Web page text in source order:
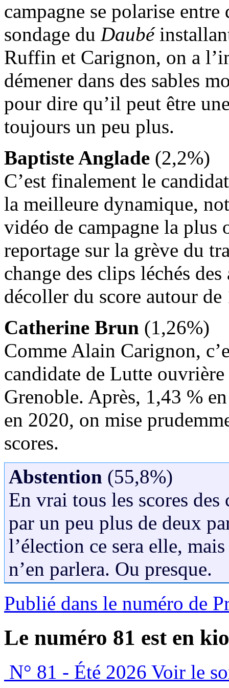
campagne se polarise
sondage du Daubé
Ruffin et Carignon, on a
démener dans des sables
pour dire qu’il peut être
toujours un peu plus.
Baptiste Anglade (2,2%)
C’est finalement le
la meilleure dynamique,
vidéo de campagne la plus
reportage sur la grève du
change des clips léchés
décoller du score autour
Catherine Brun (1,26%)
Comme Alain Carignon,
candidate de Lutte
Grenoble. Après, 1,43 %
en 2020, on mise
scores.
Abstention (55,8%)
En vrai tous les scores
par un peu plus de deux
l’élection ce sera elle,
n’en parlera. Ou presque.
Publié dans le numéro de
Le numéro 81 est en
N° 81 - Été 2026 Voir le